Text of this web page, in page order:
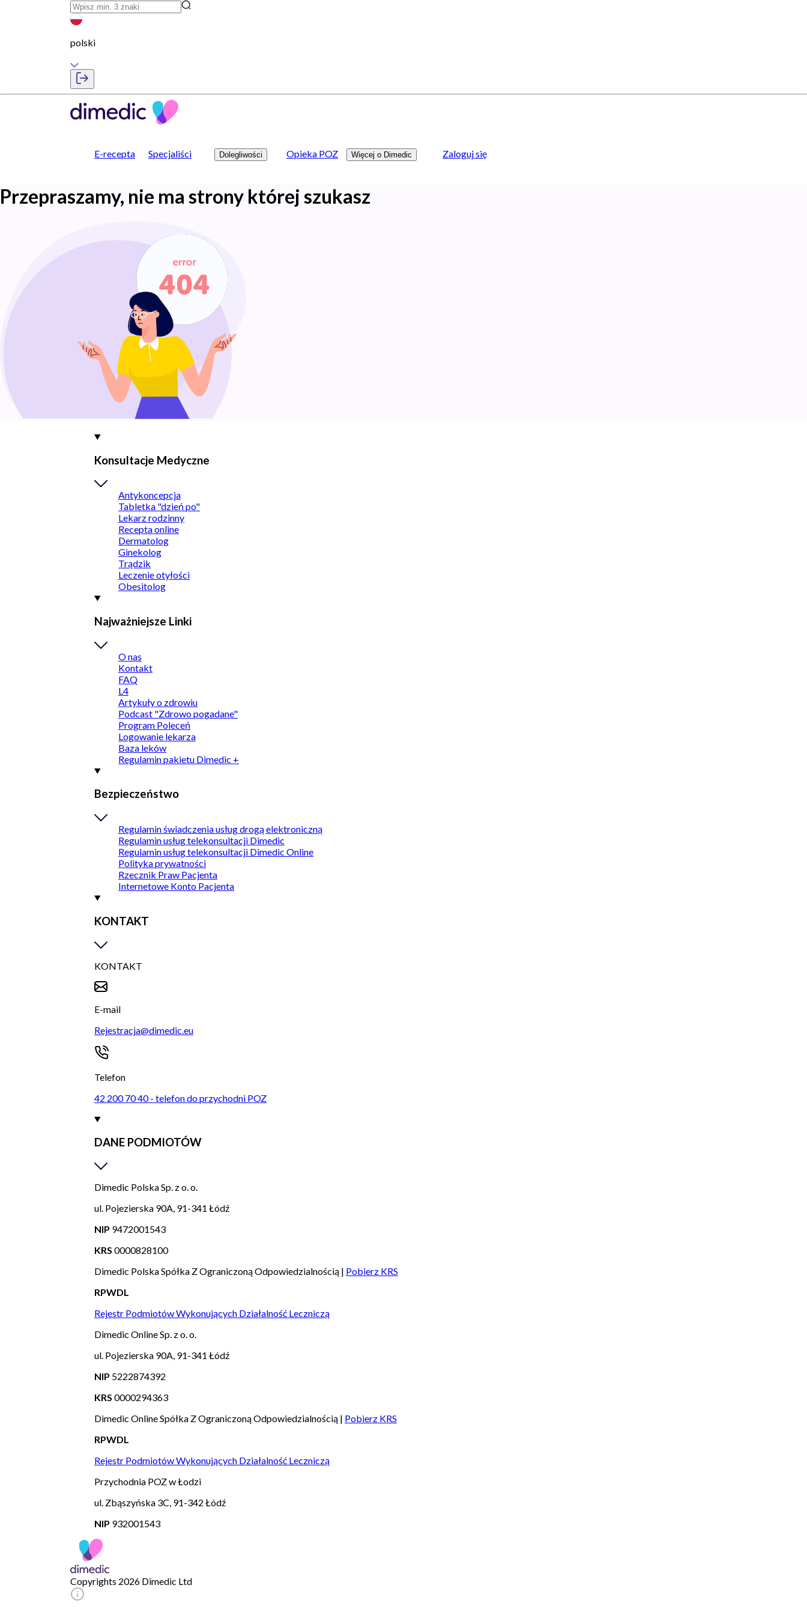
polski
E-recepta Specjaliści Dolegliwości Opieka POZ Więcej o Dimedic Zaloguj się
Przepraszamy, nie ma strony której szukasz
Konsultacje Medyczne
Antykoncepcja
Tabletka "dzień po"
Lekarz rodzinny
Recepta online
Dermatolog
Ginekolog
Trądzik
Leczenie otyłości
Obesitolog
Najważniejsze Linki
O nas
Kontakt
FAQ
L4
Artykuły o zdrowiu
Podcast "Zdrowo pogadane"
Program Poleceń
Logowanie lekarza
Baza leków
Regulamin pakietu Dimedic +
Bezpieczeństwo
Regulamin świadczenia usług drogą elektroniczną
Regulamin usług telekonsultacji Dimedic
Regulamin usług telekonsultacji Dimedic Online
Polityka prywatności
Rzecznik Praw Pacjenta
Internetowe Konto Pacjenta
KONTAKT
KONTAKT
E-mail
Rejestracja@dimedic.eu
Telefon
42 200 70 40 - telefon do przychodni POZ
DANE PODMIOTÓW
Dimedic Polska Sp. z o. o.
ul. Pojezierska 90A, 91-341 Łódź
NIP 9472001543
KRS 0000828100
Dimedic Polska Spółka Z Ograniczoną Odpowiedzialnością | Pobierz KRS
RPWDL
Rejestr Podmiotów Wykonujących Działalność Leczniczą
Dimedic Online Sp. z o. o.
ul. Pojezierska 90A, 91-341 Łódź
NIP 5222874392
KRS 0000294363
Dimedic Online Spółka Z Ograniczoną Odpowiedzialnością | Pobierz KRS
RPWDL
Rejestr Podmiotów Wykonujących Działalność Leczniczą
Przychodnia POZ w Łodzi
ul. Zbąszyńska 3C, 91-342 Łódź
NIP 932001543
Copyrights 2026 Dimedic Ltd